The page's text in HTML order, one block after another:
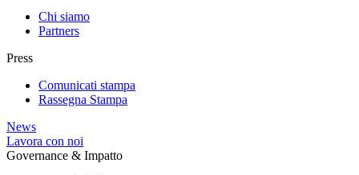
Chi siamo
Partners
Press
Comunicati stampa
Rassegna Stampa
News
Lavora con noi
Governance & Impatto